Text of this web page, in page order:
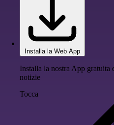
Installa la Web App
Installa la nostra App gratuita
notizie
Tocca